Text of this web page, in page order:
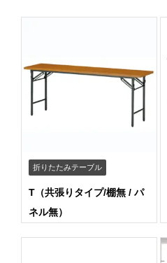
折りたたみテーブル
T（共張りタイプ/棚無 / パ
ネル無）